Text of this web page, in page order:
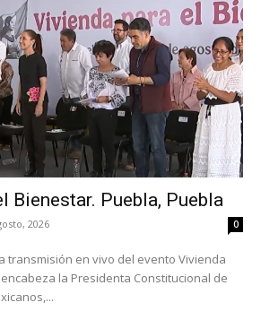
Bienestar. Puebla, Puebla
2026 0
transmisión en vivo del evento Vivienda
la Presidenta Constitucional de